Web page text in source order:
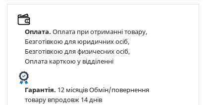
Оплата. Оплата при отриманні товару,
Безготівкою для юридичних осіб,
Безготівкою для физичесних осіб,
Оплата карткою у відділенні
Гарантія. 12 місяців Обмін/повернення
товару впродовж 14 днів